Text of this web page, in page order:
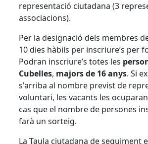
representació ciutadana (3
associacions).
Per la designació dels membres
10 dies hàbils per inscriure’s per
Podran inscriure’s totes les
Cubelles, majors de 16 anys. Si
s'arriba al nombre previst de
voluntari, les vacants les
cas que el nombre de persones
farà un sorteig.
La Taula ciutadana de